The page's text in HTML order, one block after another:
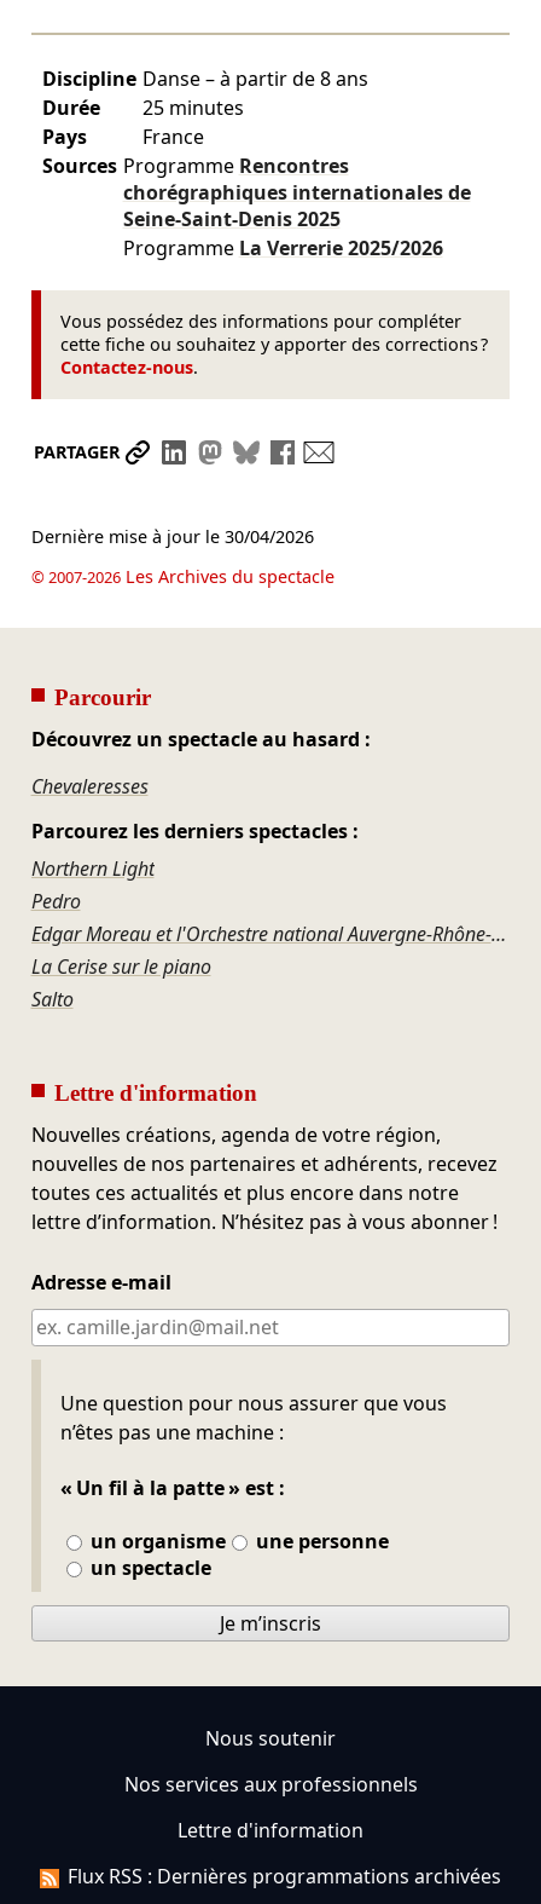
Discipline Danse – à partir de 8 ans
Durée
25 minutes
Pays
France
Sources Programme Rencontres
chorégraphiques internationales de
Seine-Saint-Denis2025
Programme La Verrerie2025/2026
Vous possédez des informations pour compléter
cette fiche ou souhaitez y apporter des corrections ?
Contactez-nous.
PARTAGER Partager le lien
Partager sur LinkedIn
Partager sur Mastodon
Partager sur Bluesky
Partager sur Facebook
Dernière mise à jour le 30/04/2026
© 2007-2026Les Archives du spectacle
Parcourir
Découvrez un spectacle au hasard :
Chevaleresses
Parcourez les derniers spectacles :
Northern Light
Pedro
Edgar Moreau et l'Orchestre national Auvergne-Rhône-Alpes – Schubert et l'étreinte du destin
La Cerise sur le piano
Salto
Lettre d'information
Nouvelles créations, agenda de votre région,
nouvelles de nos partenaires et adhérents, recevez
toutes ces actualités et plus encore dans notre
lettre d’information. N’hésitez pas à vous abonner !
Adresse e-mail
Une question pour nous assurer que vous
n’êtes pas une machine :
« Un fil à la patte » est :
un organisme
une personne
un spectacle
Ne pas remplir
Je m’inscris
Nous soutenir
Nos services aux professionnels
Lettre d'information
Flux RSS : Dernières programmations archivées